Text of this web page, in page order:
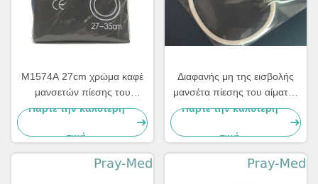
M1574A 27cm χρώμα καφέ
μανσετών πίεσης του
αίματος 35cm NIBP μη της
Πάρτε την καλύτερη
τιμή
Διαφανής μη της εισβολής
μανσέτα πίεσης του αίματος
για το υλικό PU νεογνών
Πάρτε την καλύτερη
τιμή